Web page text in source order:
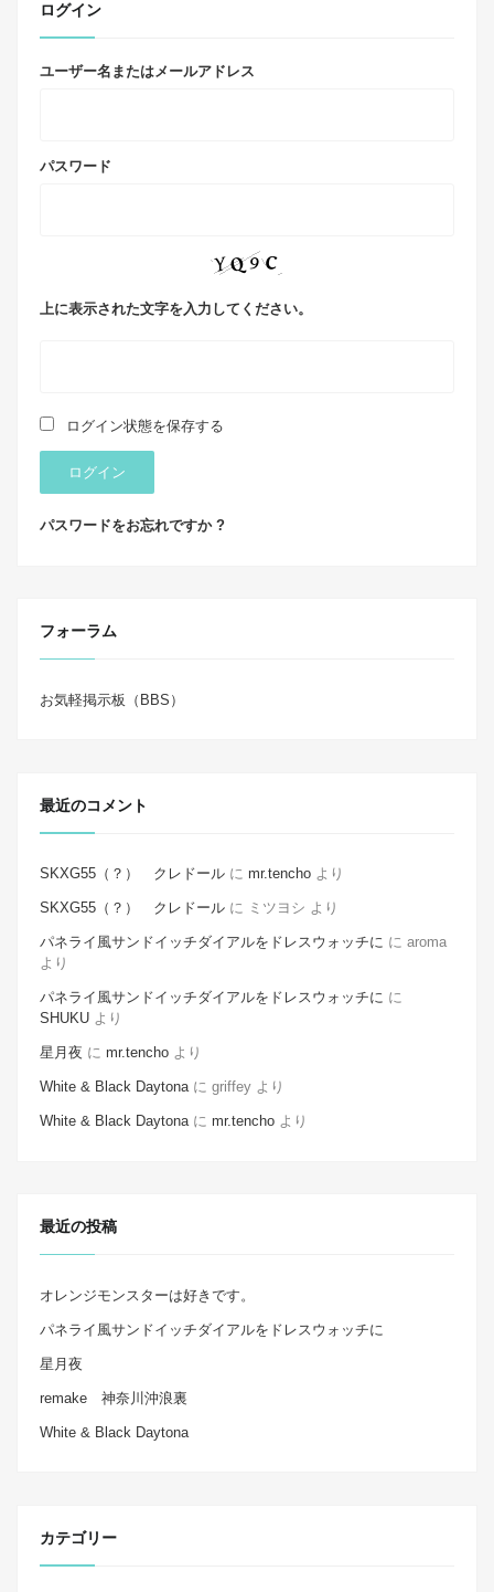
ログイン
ユーザー名またはメールアドレス
パスワード
上に表示された文字を入力してください。
ログイン状態を保存する
ログイン
パスワードをお忘れですか ?
フォーラム
お気軽掲示板（BBS）
最近のコメント
SKXG55（？） クレドール に mr.tencho より
SKXG55（？） クレドール に ミツヨシ より
パネライ風サンドイッチダイアルをドレスウォッチに に aroma
より
パネライ風サンドイッチダイアルをドレスウォッチに に
SHUKU より
星月夜 に mr.tencho より
White & Black Daytonaに griffey より
White & Black Daytonaに mr.tencho より
最近の投稿
オレンジモンスターは好きです。
パネライ風サンドイッチダイアルをドレスウォッチに
星月夜
remake 神奈川沖浪裏
White & Black Daytona
カテゴリー